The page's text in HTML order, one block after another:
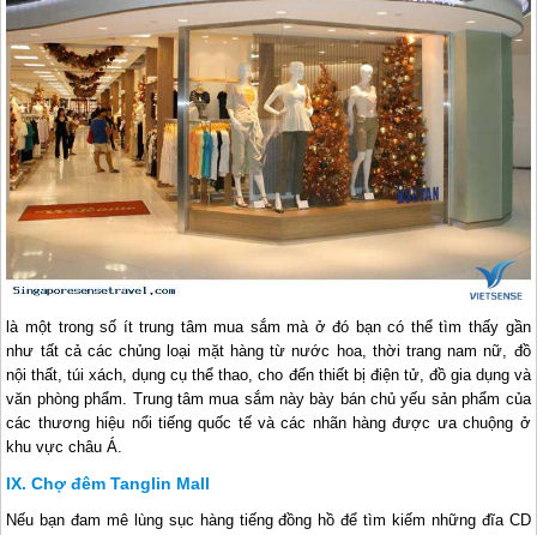
là một trong số ít trung tâm mua sắm mà ở đó bạn có thể tìm thấy gần
như tất cả các chủng loại mặt hàng từ nước hoa, thời trang nam nữ, đồ
nội thất, túi xách, dụng cụ thể thao, cho đến thiết bị điện tử, đồ gia dụng và
văn phòng phẩm. Trung tâm mua sắm này bày bán chủ yếu sản phẩm của
các thương hiệu nổi tiếng quốc tế và các nhãn hàng được ưa chuộng ở
khu vực châu Á.
Chợ đêm Tanglin Mall
Nếu bạn đam mê lùng sục hàng tiếng đồng hồ để tìm kiếm những đĩa CD